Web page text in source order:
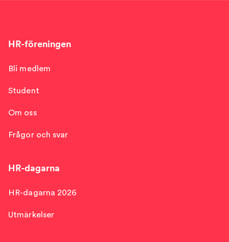
HR-föreningen
Bli medlem
Student
Om oss
Frågor och svar
HR-dagarna
HR-dagarna 2026
Utmärkelser